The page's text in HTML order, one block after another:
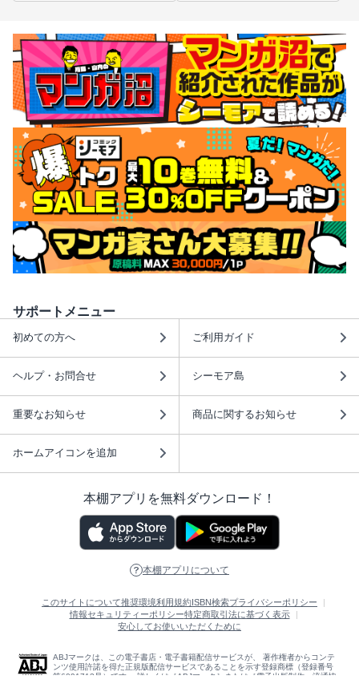
サポートメニュー
初めての方へ ご利用ガイド
ヘルプ・お問合せ シーモア島
重要なお知らせ 商品に関するお知らせ
ホームアイコンを追加
本棚アプリを無料ダウンロード！
本棚アプリについて
このサイトについて推奨環境利用規約 ISBN検索プライバシーポリシー
情報セキュリティーポリシー特定商取引法に基づく表示
安心してお使いいただくために
ABJマークは、この電子書店・電子書籍配信サービスが、 著作権者からコンテ
ンツ使用許諾を得た正規版配信サービスであることを示す登録商標（登録番号
第6091713号）です。 詳しくは［ABJマーク］または［電子出版制作・流通協